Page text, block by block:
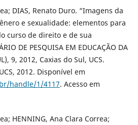
DIAS, Renato Duro. “Imagens da
e sexualidade: elementos para
curso de direito e de sua
DE PESQUISA EM EDUCAÇÃO DA
9, 2012, Caxias do Sul, UCS.
2012. Disponível em
handle/1/4117. Acesso em
HENNING, Ana Clara Correa;